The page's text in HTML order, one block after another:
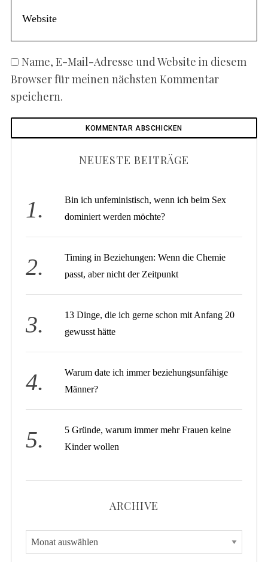
Name, E-Mail-Adresse und Website in diesem
Browser für meinen nächsten Kommentar
speichern.
NEUESTE BEITRÄGE
Bin ich unfeministisch, wenn ich beim Sex
dominiert werden möchte?
Timing in Beziehungen: Wenn die Chemie
passt, aber nicht der Zeitpunkt
13 Dinge, die ich gerne schon mit Anfang 20
gewusst hätte
Warum date ich immer beziehungsunfähige
Männer?
5 Gründe, warum immer mehr Frauen keine
Kinder wollen
ARCHIVE
A
r